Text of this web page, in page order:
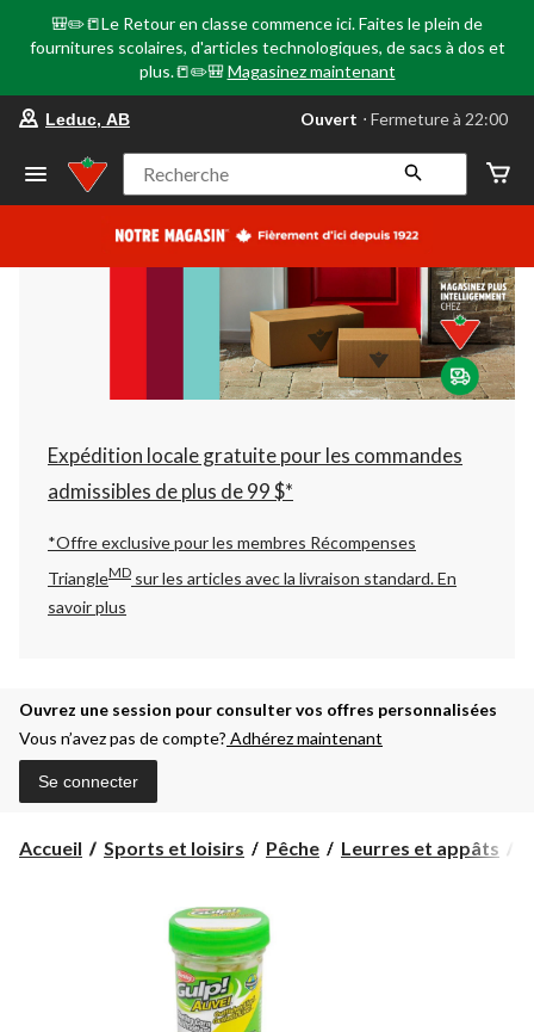
🎒✏️📒Le Retour en classe commence ici. Faites le plein de
fournitures scolaires, d'articles technologiques, de sacs à dos et
plus.📒✏️🎒 Magasinez maintenant
votre
préféré
Leduc,
AB,
courament
Fermeture
à
22:00
cliquer
pour
changer
Leduc, AB Ouvert ⋅ Fermeture à 22:00
Recherche
Expédition locale gratuite pour les commandes
admissibles de plus de 99 $*
*Offre exclusive pour les membres Récompenses
TriangleMD sur les articles avec la livraison standard.En
savoir plus
Ouvrez une session pour consulter vos offres personnalisées
Vous n’avez pas de compte? Adhérez maintenant
Se connecter
Accueil Sports et loisirs Pêche Leurres et appâts